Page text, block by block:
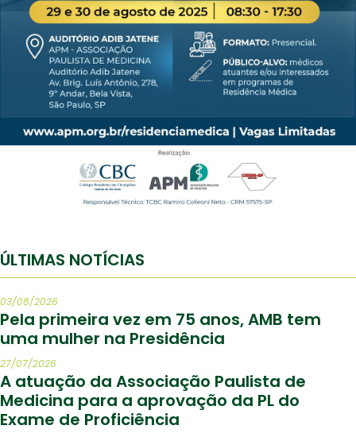
ÚLTIMAS NOTÍCIAS
03/08/2026
Pela primeira vez em 75 anos, AMB tem
uma mulher na Presidência
27/07/2026
A atuação da Associação Paulista de
Medicina para a aprovação da PL do
Exame de Proficiência